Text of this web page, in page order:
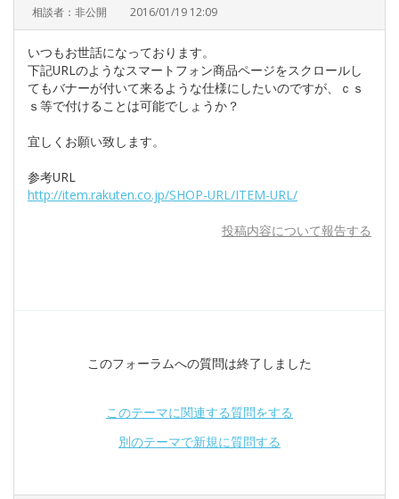
相談者：非公開 2016/01/19 12:09
いつもお世話になっております。
下記URLのようなスマートフォン商品ページをスクロールし
てもバナーが付いて来るような仕様にしたいのですが、ｃｓ
ｓ等で付けることは可能でしょうか？
宜しくお願い致します。
参考URL
http://item.rakuten.co.jp/SHOP-URL/ITEM-URL/
投稿内容について報告する
このフォーラムへの質問は終了しました
このテーマに関連する質問をする
別のテーマで新規に質問する